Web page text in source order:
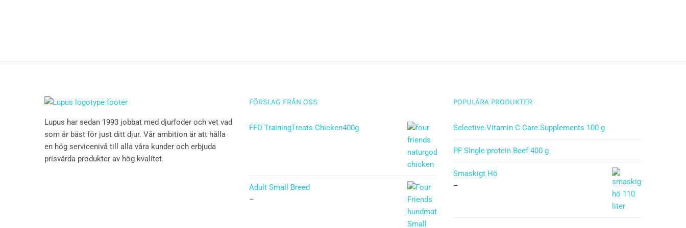
Lupus har sedan 1993 jobbat med djurfoder och vet vad
som är bäst för just ditt djur. Vår ambition är att hålla
en hög servicenivå till alla våra kunder och erbjuda
prisvärda produkter av hög kvalitet.
FÖRSLAG FRÅN OSS
FFD TrainingTreats Chicken400g
Adult Small Breed
–
POPULÄRA PRODUKTER
Selective Vitamin C Care Supplements 100 g
PF Single protein Beef 400 g
Smaskigt Hö
–